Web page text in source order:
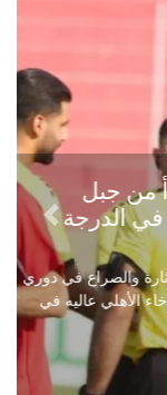
دوري
في
Next